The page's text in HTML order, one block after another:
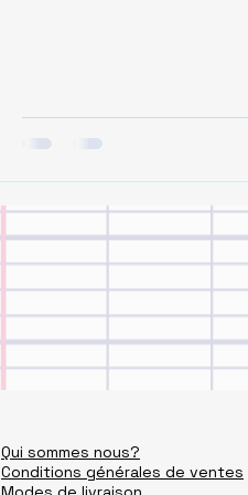
Qui sommes nous?
Conditions générales de ventes